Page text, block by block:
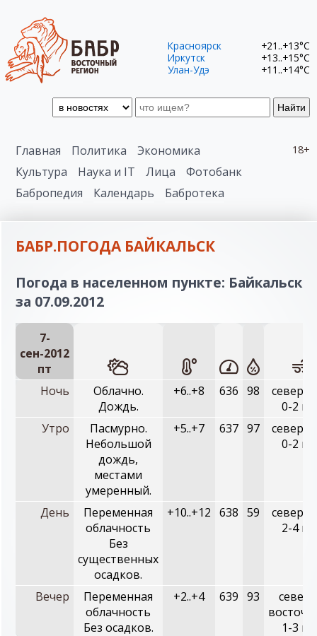
Найти
Красноярск
+21..+13°C
Иркутск
+13..+15°C
Улан-Удэ
+11..+14°C
18+
Главная Политика
Экономика
Культура
Наука и IT Лица
Фотобанк
Бабропедия
Календарь Бабротека
БАБР.ПОГОДА БАЙКАЛЬСК
Погода в населенном пункте: Байкальск
за 07.09.2012
7-
сен-2012
пт
Ночь
Облачно.
Дождь.
+6..+8 636 98
0-2 м/
Утро
Пасмурно.
Небольшой
дождь,
местами
умеренный.
+5..+7 637 97
0-2 м/
День
Переменная
облачность
Без
существенных
осадков.
+10..+12 638 59
2-4 м/
Вечер
Переменная
облачность
Без осадков.
+2..+4 639 93
1-3 м/